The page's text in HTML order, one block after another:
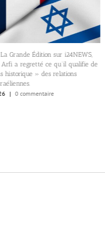
Grande Édition sur i24NEWS,
Arfi a regretté ce qu’il qualifie de
historique » des relations
| 0 commentaire